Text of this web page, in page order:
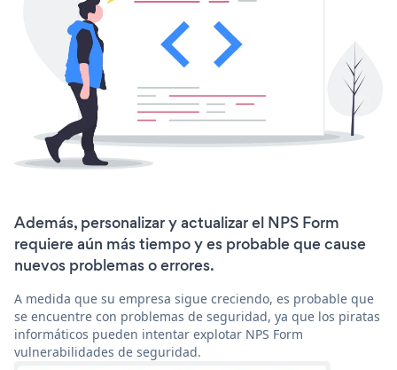
Además, personalizar y actualizar el NPS Form
requiere aún más tiempo y es probable que cause
nuevos problemas o errores.
A medida que su empresa sigue creciendo, es probable que
se encuentre con problemas de seguridad, ya que los piratas
informáticos pueden intentar explotar NPS Form
vulnerabilidades de seguridad.